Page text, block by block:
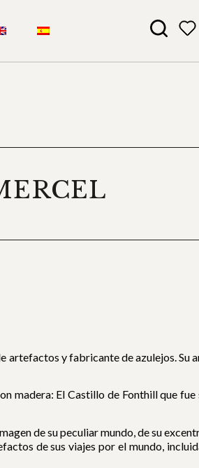
artefactos y fabricante de azulejos. Su
madera: El Castillo de Fonthill que fue
de su peculiar mundo, de su
de sus viajes por el mundo,